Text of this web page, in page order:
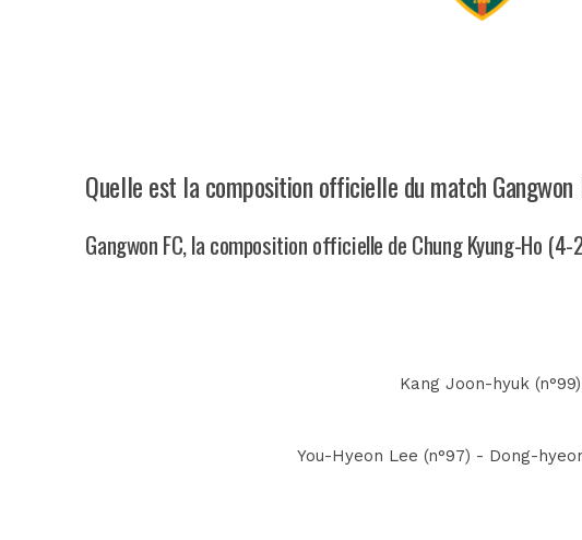
Quelle est la composition officielle du match Gangwon
Gangwon FC, la composition officielle de Chung Kyung-Ho
Kang Joon-hyuk
You-Hyeon Lee (n°97) - Dong-